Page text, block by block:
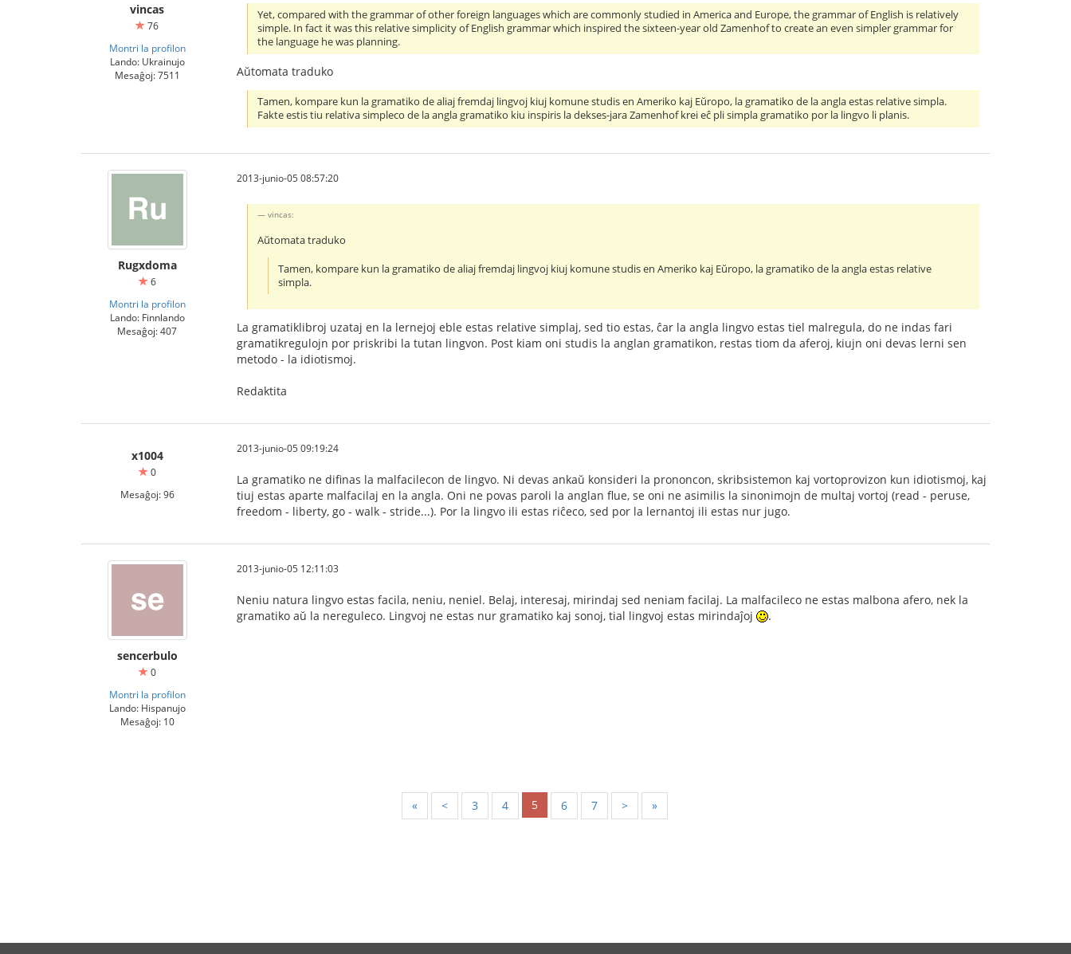
vincas
76
Montri la profilon
Lando: Ukrainujo
Mesaĝoj: 7511
Yet, compared with the grammar of other foreign languages which are commonly studied in America and Europe, the grammar of English is relatively
simple. In fact it was this relative simplicity of English grammar which inspired the sixteen-year old Zamenhof to create an even simpler grammar for
the language he was planning.
Aŭtomata traduko
Tamen, kompare kun la gramatiko de aliaj fremdaj lingvoj kiuj komune studis en Ameriko kaj Eŭropo, la gramatiko de la angla estas relative simpla.
Fakte estis tiu relativa simpleco de la angla gramatiko kiu inspiris la dekses-jara Zamenhof krei eĉ pli simpla gramatiko por la lingvo li planis.
Rugxdoma
6
Montri la profilon
Lando: Finnlando
Mesaĝoj: 407
2013-junio-05 08:57:20
vincas:
Aŭtomata traduko
Tamen, kompare kun la gramatiko de aliaj fremdaj lingvoj kiuj komune studis en Ameriko kaj Eŭropo, la gramatiko de la angla estas relative
simpla.
La gramatiklibroj uzataj en la lernejoj eble estas relative simplaj, sed tio estas, ĉar la angla lingvo estas tiel malregula, do ne indas fari
gramatikregulojn por priskribi la tutan lingvon. Post kiam oni studis la anglan gramatikon, restas tiom da aferoj, kiujn oni devas lerni sen
metodo - la idiotismoj.
Redaktita
x1004
0
Mesaĝoj: 96
2013-junio-05 09:19:24
La gramatiko ne difinas la malfacilecon de lingvo. Ni devas ankaŭ konsideri la prononcon, skribsistemon kaj vortoprovizon kun idiotismoj, kaj
tiuj estas aparte malfacilaj en la angla. Oni ne povas paroli la anglan flue, se oni ne asimilis la sinonimojn de multaj vortoj (read - peruse,
freedom - liberty, go - walk - stride...). Por la lingvo ili estas riĉeco, sed por la lernantoj ili estas nur jugo.
sencerbulo
0
Montri la profilon
Lando: Hispanujo
Mesaĝoj: 10
2013-junio-05 12:11:03
Neniu natura lingvo estas facila, neniu, neniel. Belaj, interesaj, mirindaj sed neniam facilaj. La malfacileco ne estas malbona afero, nek la
gramatiko aŭ la nereguleco. Lingvoj ne estas nur gramatiko kaj sonoj, tial lingvoj estas mirindaĵoj
.
« < 3 4 5 6 7 > »